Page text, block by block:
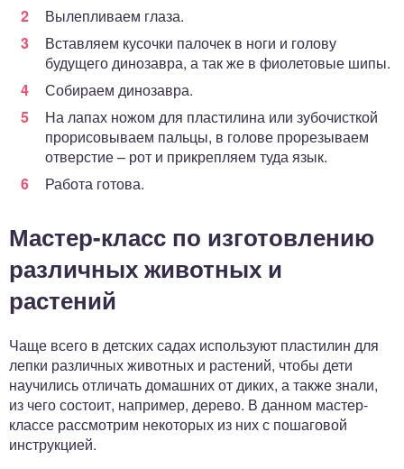
Вылепливаем глаза.
Вставляем кусочки палочек в ноги и голову
будущего динозавра, а так же в фиолетовые шипы.
Собираем динозавра.
На лапах ножом для пластилина или зубочисткой
прорисовываем пальцы, в голове прорезываем
отверстие – рот и прикрепляем туда язык.
Работа готова.
Мастер-класс по изготовлению
различных животных и
растений
Чаще всего в детских садах используют пластилин для
лепки различных животных и растений, чтобы дети
научились отличать домашних от диких, а также знали,
из чего состоит, например, дерево. В данном мастер-
классе рассмотрим некоторых из них с пошаговой
инструкцией.